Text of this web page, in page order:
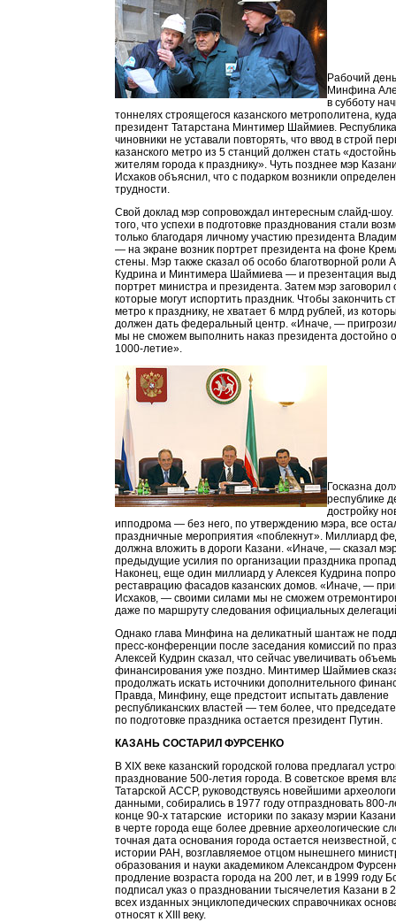
Рабочий
Минфина
в субботу
тоннелях строящегося казанского метрополитена,
президент Татарстана Минтимер Шаймиев.
чиновники не уставали повторять, что ввод в строй
казанского метро из 5 станций должен стать
жителям города к празднику». Чуть позднее мэр
Исхаков объяснил, что с подарком возникли
трудности.
Свой доклад мэр сопровождал интересным слайд-шоу.
того, что успехи в подготовке празднования стали
только благодаря личному участию президента
— на экране возник портрет президента на фоне
стены. Мэр также сказал об особо благотворной роли
Кудрина и Минтимера Шаймиева — и презентация
портрет министра и президента. Затем мэр заговорил
которые могут испортить праздник. Чтобы закончить
метро к празднику, не хватает 6 млрд рублей, из
должен дать федеральный центр. «Иначе, —
мы не сможем выполнить наказ президента достойно
1000-летие».
Госказна
республике
достройку
ипподрома — без него, по утверждению мэра, все
праздничные мероприятия «поблекнут». Миллиард
должна вложить в дороги Казани. «Иначе, — сказал
предыдущие усилия по организации праздника
Наконец, еще один миллиард у Алексея Кудрина
реставрацию фасадов казанских домов. «Иначе, —
Исхаков, — своими силами мы не сможем
даже по маршруту следования официальных
Однако глава Минфина на деликатный шантаж не
пресс-конференции после заседания комиссий по
Алексей Кудрин сказал, что сейчас увеличивать
финансирования уже поздно. Минтимер Шаймиев
продолжать искать источники дополнительного
Правда, Минфину, еще предстоит испытать давление
республиканских властей — тем более, что
по подготовке праздника остается президент Путин.
КАЗАНЬ СОСТАРИЛ ФУРСЕНКО
В XIX веке казанский городской голова предлагал
празднование 500-летия города. В советское время
Татарской АССР, руководствуясь новейшими
данными, собирались в 1977 году отпраздновать 800-
конце 90-х татарские историки по заказу мэрии
в черте города еще более древние археологические
точная дата основания города остается неизвестной,
истории РАН, возглавляемое отцом нынешнего
образования и науки академиком Александром
продление возраста города на 200 лет, и в 1999 году
подписал указ о праздновании тысячелетия Казани в
всех изданных энциклопедических справочниках
относят к XIII веку.